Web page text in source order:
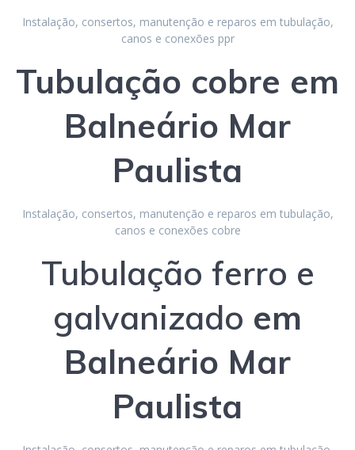
Instalação, consertos, manutenção e reparos em tubulação,
canos e conexões ppr
Tubulação cobre em
Balneário Mar
Paulista
Instalação, consertos, manutenção e reparos em tubulação,
canos e conexões cobre
Tubulação ferro e
galvanizado em
Balneário Mar
Paulista